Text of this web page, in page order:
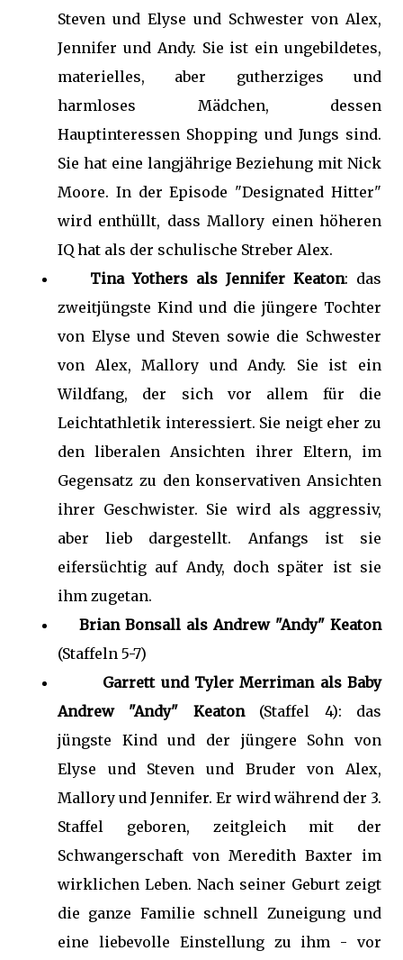
Steven und Elyse und Schwester von Alex,
Jennifer und Andy. Sie ist ein ungebildetes,
materielles, aber gutherziges und
harmloses Mädchen, dessen
Hauptinteressen Shopping und Jungs sind.
Sie hat eine langjährige Beziehung mit Nick
Moore. In der Episode "Designated Hitter"
wird enthüllt, dass Mallory einen höheren
IQ hat als der schulische Streber Alex.
Tina Yothers als Jennifer Keaton: das
zweitjüngste Kind und die jüngere Tochter
von Elyse und Steven sowie die Schwester
von Alex, Mallory und Andy. Sie ist ein
Wildfang, der sich vor allem für die
Leichtathletik interessiert. Sie neigt eher zu
den liberalen Ansichten ihrer Eltern, im
Gegensatz zu den konservativen Ansichten
ihrer Geschwister. Sie wird als aggressiv,
aber lieb dargestellt. Anfangs ist sie
eifersüchtig auf Andy, doch später ist sie
ihm zugetan.
Brian Bonsall als Andrew "Andy" Keaton
(Staffeln 5-7)
Garrett und Tyler Merriman als Baby
Andrew "Andy" Keaton(Staffel 4): das
jüngste Kind und der jüngere Sohn von
Elyse und Steven und Bruder von Alex,
Mallory und Jennifer. Er wird während der 3.
Staffel geboren, zeitgleich mit der
Schwangerschaft von Meredith Baxter im
wirklichen Leben. Nach seiner Geburt zeigt
die ganze Familie schnell Zuneigung und
eine liebevolle Einstellung zu ihm - vor